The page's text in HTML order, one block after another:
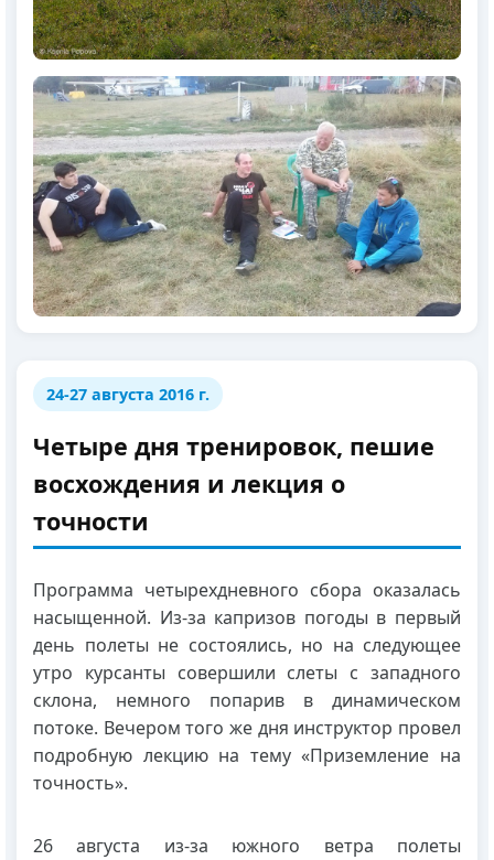
24-27 августа 2016 г.
Четыре дня тренировок, пешие
восхождения и лекция о
точности
Программа четырехдневного сбора оказалась
насыщенной. Из-за капризов погоды в первый
день полеты не состоялись, но на следующее
утро курсанты совершили слеты с западного
склона, немного попарив в динамическом
потоке. Вечером того же дня инструктор провел
подробную лекцию на тему «Приземление на
точность».
26 августа из-за южного ветра полеты